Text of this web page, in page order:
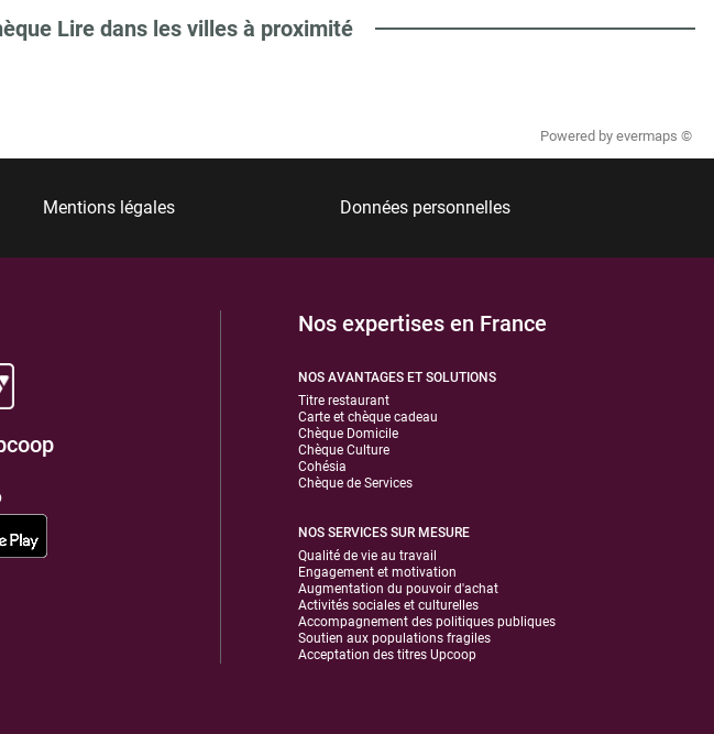
Lire dans les villes à proximité
Powered by evermaps ©
Mentions légales Données personnelles
Nos expertises en France
NOS AVANTAGES ET SOLUTIONS
Titre restaurant
Carte et chèque cadeau
Chèque Domicile
Chèque Culture
Cohésia
Chèque de Services
NOS SERVICES SUR MESURE
Qualité de vie au travail
Engagement et motivation
Augmentation du pouvoir d'achat
Activités sociales et culturelles
Accompagnement des politiques publiques
Soutien aux populations fragiles
Acceptation des titres Upcoop